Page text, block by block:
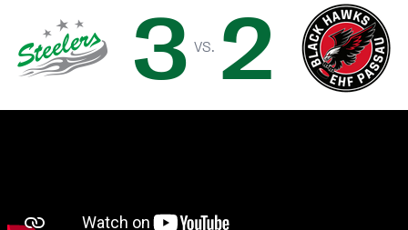
3 vs. 2